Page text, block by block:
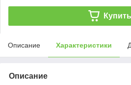
Купить
Описание Характеристики
Описание